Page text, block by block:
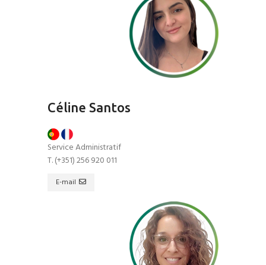
Céline Santos
Service Administratif
T. (+351) 256 920 011
E-mail